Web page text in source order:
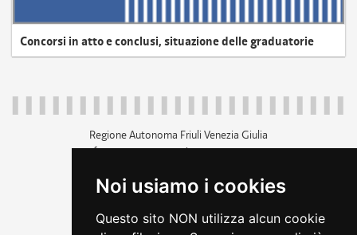
Noi usiamo i cookies
Questo sito NON utilizza alcun cookie
Concorsi in atto e conclusi, situazione delle graduatorie
Regione Autonoma Friuli Venezia Giulia
c.f. 80014930327; p.iva 00526040324
+39 040 3771111